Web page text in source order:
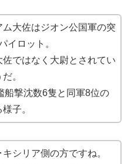
ム大佐はジオン公国軍の突
イロット。
ではなく大尉とされてい
。
船撃沈数6隻と同軍8位の
子。
シリア側の方ですね。